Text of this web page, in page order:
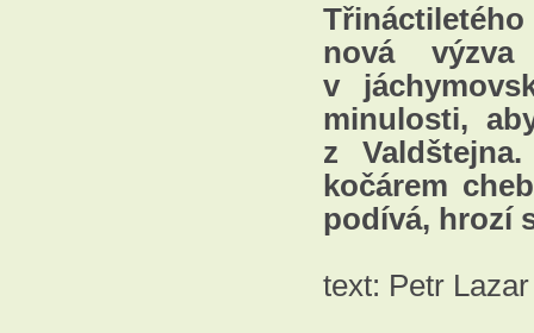
nová
v
minulosti,
z
kočárem
podívá, hrozí
text: Petr Lazar